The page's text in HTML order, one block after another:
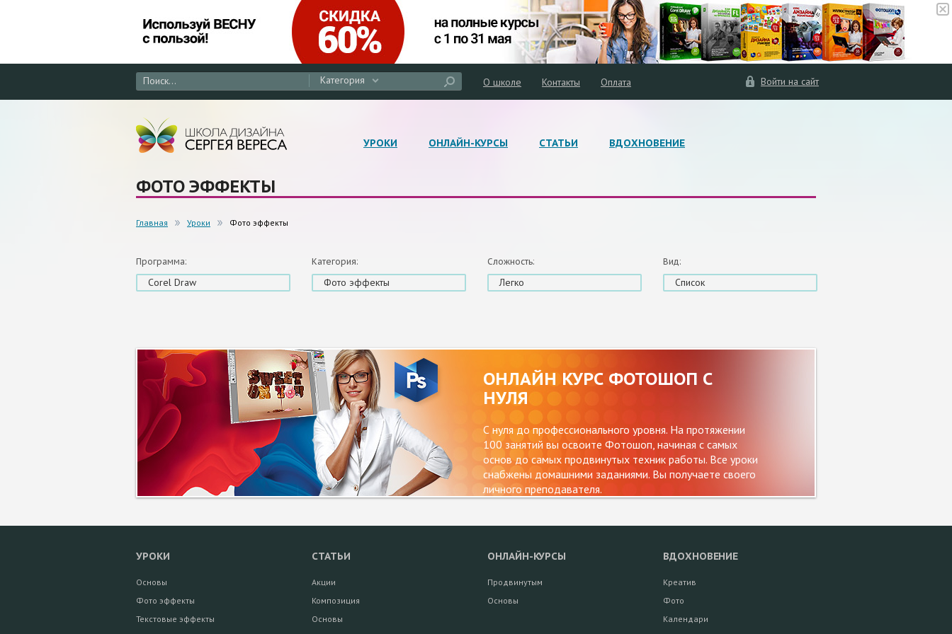
Войти на сайт
Категория О школе Контакты Оплата
УРОКИ ОНЛАЙН-КУРСЫ СТАТЬИ ВДОХНОВЕНИЕ
ФОТО ЭФФЕКТЫ
Главная Уроки Фото эффекты
Программа:
Corel Draw
Категория:
Фото эффекты
Сложность:
Легко
Вид:
Список
ОНЛАЙН КУРС ФОТОШОП С
НУЛЯ
С нуля до профессионального уровня. На протяжении
100 занятий вы освоите Фотошоп, начиная с самых
основ до самых продвинутых техник работы. Все уроки
снабжены домашними заданиями. Вы получаете своего
личного преподавателя.
УРОКИ
Основы
Фото эффекты
Текстовые эффекты
СТАТЬИ
Акции
Композиция
Основы
ОНЛАЙН-КУРСЫ
Продвинутым
Основы
ВДОХНОВЕНИЕ
Креатив
Фото
Календари